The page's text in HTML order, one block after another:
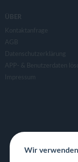
ÜBER
Kontaktanfrage
AGB
Datenschutzerklärung
APP- & Benutzerdaten
Impressum
Wir